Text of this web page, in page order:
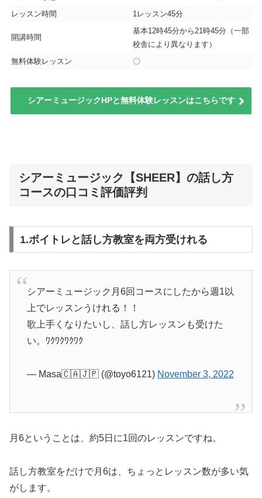
レッスン時間
1レッスン45分
開講時間
基本12時45分から21時45分（一部
校舎により異なります）
無料体験レッスン
〇
シアーミュージックHPと無料体験レッスンはこちらです
シアーミュージック【SHEER】の話し方
コースの口コミ評価評判
1.ボイトレと話し方教室を両方受けれる
シアーミュージック月6回コースにしたから週1以
上でレッスンうけれる！！
歌上手くなりたいし、話し方レッスンも受けた
い。ﾜｸﾜｸﾜｸﾜｸ
— Masa🇨🇦🇯🇵 (@toyo6121) November 3, 2022
月6ということは、約5日に1回のレッスンですね。
話し方教室をだけで月6は、ちょっとレッスン数が多い気
がします。